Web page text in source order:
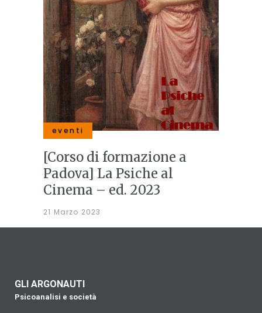
eventi
[Corso di formazione a
Padova] La Psiche al
Cinema – ed. 2023
21 Marzo 2023
GLI ARGONAUTI
Psicoanalisi e società